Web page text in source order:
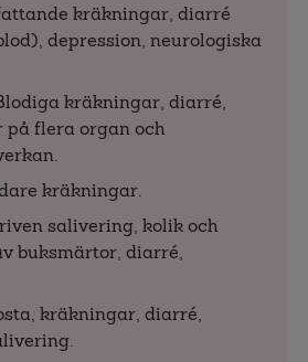
kräkningar, diarré
depression, neurologiska
kräkningar, diarré,
på flera organ och
kräkningar.
salivering, kolik och
buksmärtor, diarré,
kräkningar, diarré,